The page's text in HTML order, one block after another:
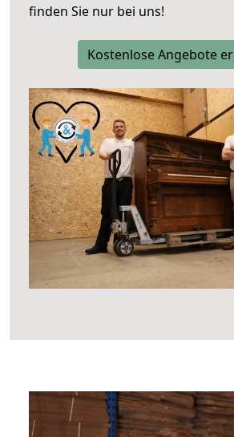
finden Sie nur bei uns!
Kostenlose Angebote